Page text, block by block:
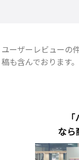
ユーザーレビューの
稿も含んでおります。
なら